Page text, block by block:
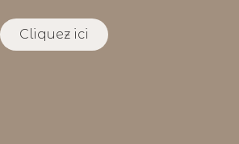
Cliquez ici